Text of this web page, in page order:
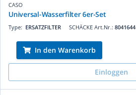
CASO
Universal-Wasserfilter 6er-Set
SCHÄCKE Art.Nr.: 8041644
Type: ERSATZFILTER
In den Warenkorb
Einloggen